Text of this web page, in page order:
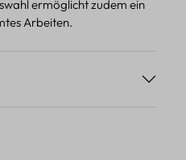
ermöglicht zudem ein
Arbeiten.